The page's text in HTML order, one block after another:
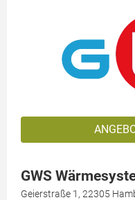
GWS
Geierstraße 1, 22305